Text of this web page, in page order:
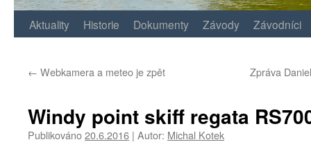
Přejít
obsahu
Aktuality Historie Dokumenty Závody Závodníci
← Webkamera a meteo je zpět Zpráva
Windy point skiff regata
Publikováno20.6.2016 | Autor: Michal Kotek